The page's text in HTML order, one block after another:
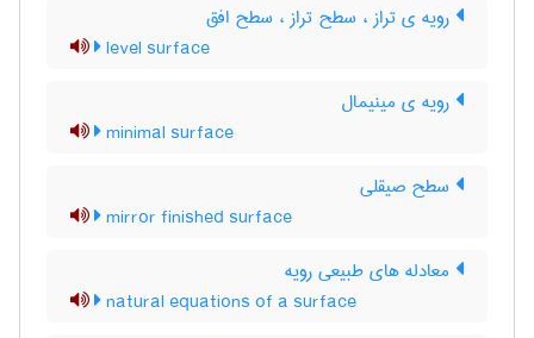
رویه ی تراز ، سطح تراز ، سطح افق
level surface
رویه ی مینیمال
minimal surface
سطح صیقلی
mirror finished surface
معادله های طبیعی رویه
natural equations of a surface